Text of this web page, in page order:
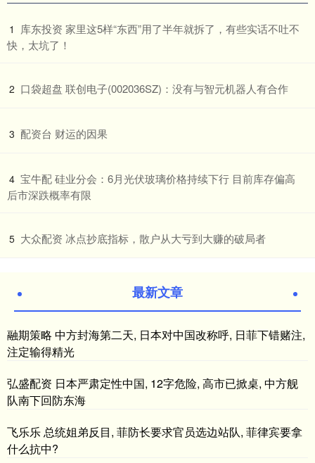
1
​库东投资 家里这5样“东西”用了半年就拆了，有些实话不吐不
快，太坑了！
2 ​口袋超盘 联创电子(002036SZ)：没有与智元机器人有合作
3 ​配资台 财运的因果
4 ​宝牛配 硅业分会：6月光伏玻璃价格持续下行 目前库存偏高
后市深跌概率有限
5 ​大众配资 冰点抄底指标，散户从大亏到大赚的破局者
最新文章
融期策略 中方封海第二天, 日本对中国改称呼, 日菲下错赌注,
注定输得精光
弘盛配资 日本严肃定性中国, 12字危险, 高市已掀桌, 中方舰
队南下回防东海
飞乐乐 总统姐弟反目, 菲防长要求官员选边站队, 菲律宾要拿
什么抗中?